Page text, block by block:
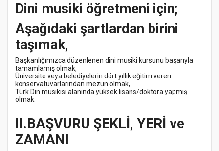
Dini musiki öğretmeni için;
Aşağıdaki şartlardan birini
taşımak,
Başkanlığımızca düzenlenen dini musiki kursunu başarıyla
tamamlamış olmak,
Üniversite veya belediyelerin dört yıllık eğitim veren
konservatuvarlarından mezun olmak,
Türk Din musikisi alanında yüksek lisans/doktora yapmış
olmak.
II.BAŞVURU ŞEKLİ, YERİ ve
ZAMANI